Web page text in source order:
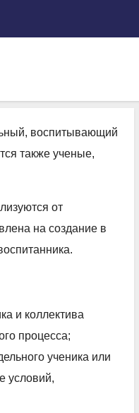
воспитывающий
также ученые,
от
на создание в
и коллектива
процесса;
ученика или
условий,